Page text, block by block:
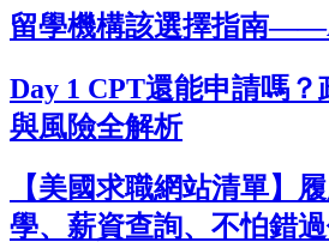
留學機構該選擇指南
Day 1 CPT還能申請嗎
與風險全解析
【美國求職網站清單】
學、薪資查詢、不怕錯